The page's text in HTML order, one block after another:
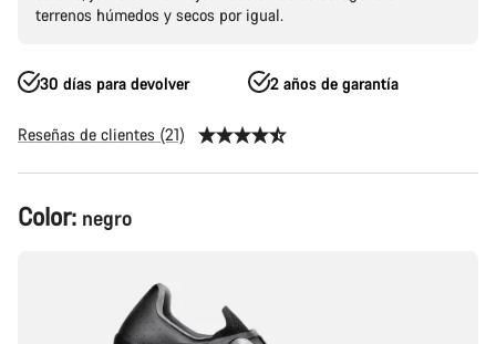
terrenos húmedos y secos por igual.
30 días para devolver 2 años de garantía
Reseñas de clientes (21)
Configuración
del
Color: negro